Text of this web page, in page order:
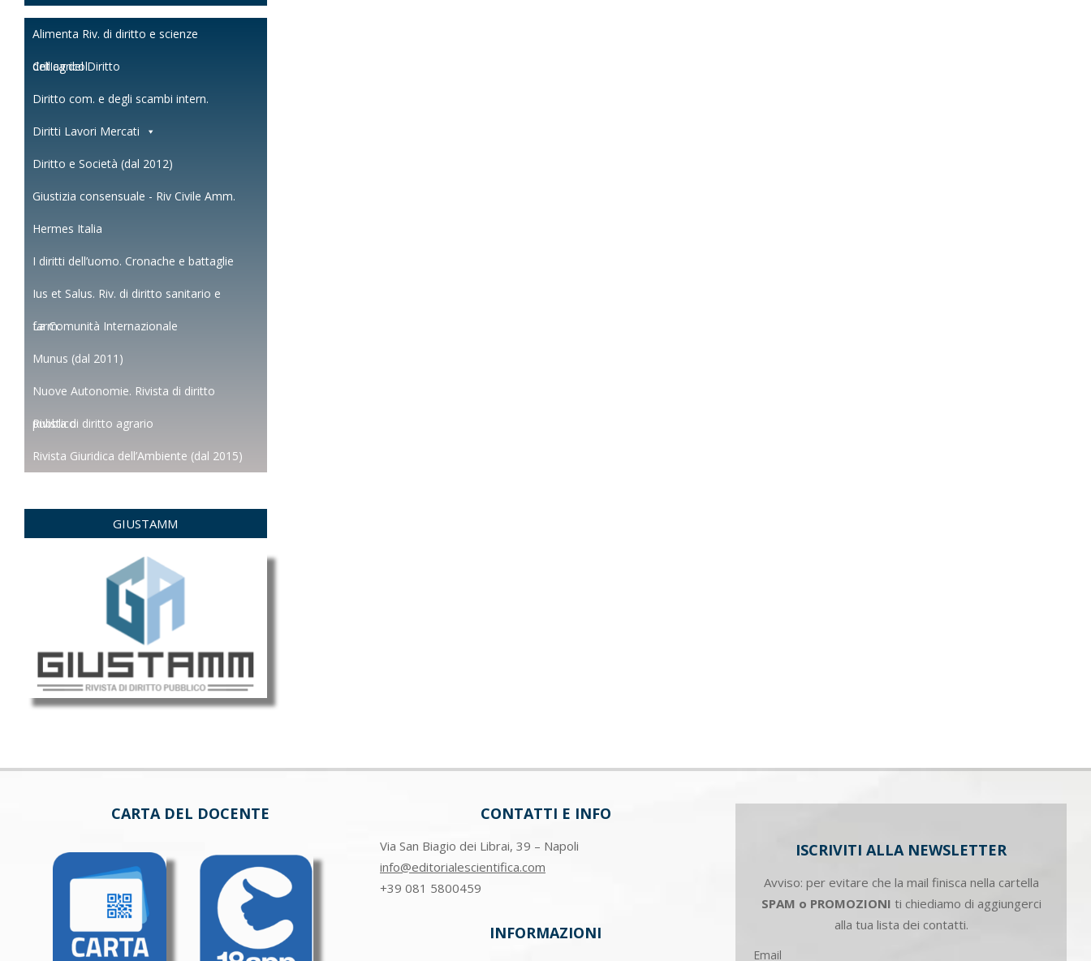
Alimenta Riv. di diritto e scienze
dell'agricol.
Critica del Diritto
Diritto com. e degli scambi intern.
Diritti Lavori Mercati
Diritto e Società (dal 2012)
Giustizia consensuale - Riv Civile Amm.
Hermes Italia
I diritti dell’uomo. Cronache e battaglie
Ius et Salus. Riv. di diritto sanitario e
farm.
La Comunità Internazionale
Munus (dal 2011)
Nuove Autonomie. Rivista di diritto
pubblico
Rivista di diritto agrario
Rivista Giuridica dell’Ambiente (dal 2015)
GIUSTAMM
CARTA DEL DOCENTE CONTATTI E INFO
Via San Biagio dei Librai, 39 – Napoli
info@editorialescientifica.com
+39 081 5800459
INFORMAZIONI
ISCRIVITI ALLA NEWSLETTER
Avviso: per evitare che la mail finisca nella cartella
SPAM o PROMOZIONI ti chiediamo di aggiungerci
alla tua lista dei contatti.
Email